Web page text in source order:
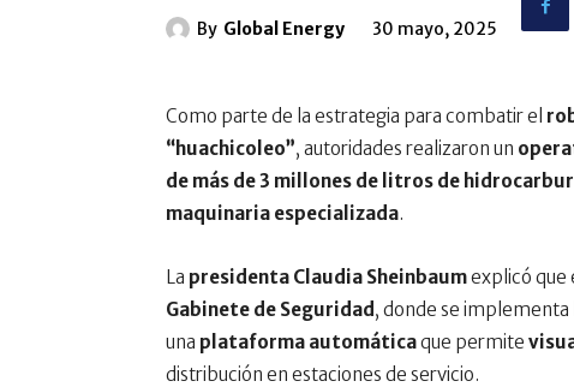
By Global Energy 30 mayo, 2025
Como parte de la estrategia para combatir el
“huachicoleo”, autoridades realizaron un
de más de 3 millones de litros de
maquinaria especializada.
La presidenta Claudia Sheinbaumexplicó que
Gabinete de Seguridad , donde se implementa
una plataforma automáticaque permite
distribución en estaciones de servicio.